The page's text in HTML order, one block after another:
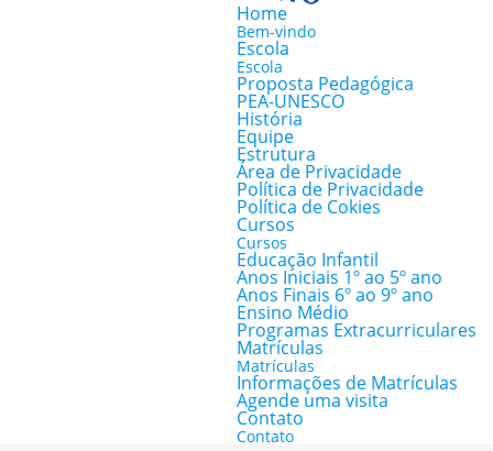
Home
Bem-vindo
Escola
Escola
Proposta Pedagógica
PEA-UNESCO
História
Equipe
Estrutura
Área de Privacidade
Política de Privacidade
Política de Cokies
Cursos
Cursos
Educação Infantil
Anos Iniciais 1º ao 5º ano
Anos Finais 6º ao 9º ano
Ensino Médio
Programas Extracurriculares
Matrículas
Matrículas
Informações de Matrículas
Agende uma visita
Contato
Contato